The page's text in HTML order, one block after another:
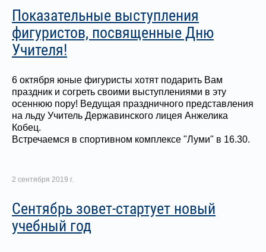
Показательные выступления
фигуристов, посвященные Дню
Учителя!
6 октября юные фигуристы хотят подарить Вам
праздник и согреть своими выступлениями в эту
осеннюю пору! Ведущая праздничного представления
на льду Учитель Державинского лицея Анжелика
Кобец.
Встречаемся в спортивном комплексе "Луми" в 16.30.
2 сентября 2019 г.
Сентябрь зовет-стартует новый
учебный год